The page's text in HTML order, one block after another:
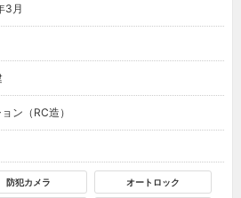
3月
ン（RC造）
防犯カメラ オートロック